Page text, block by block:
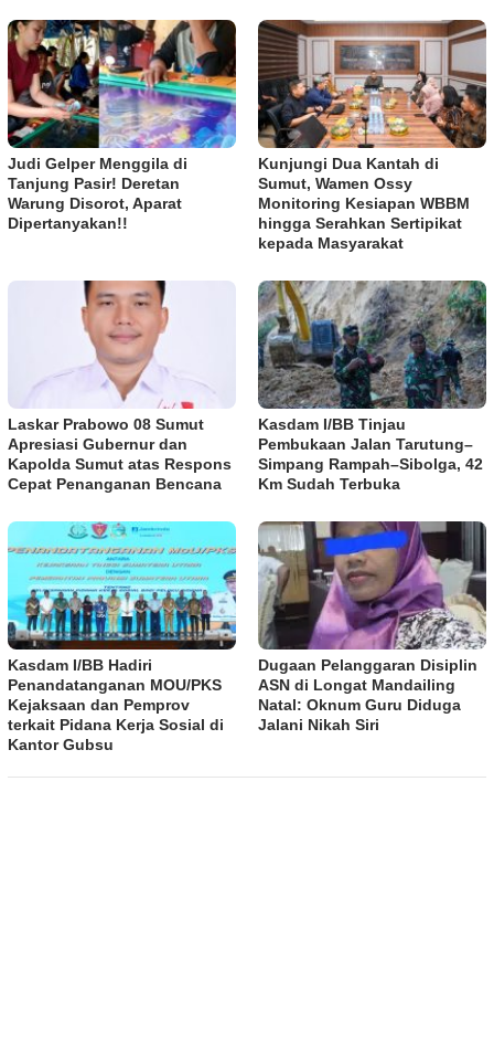
Judi Gelper Menggila di
Tanjung Pasir! Deretan
Warung Disorot, Aparat
Dipertanyakan!!
Kunjungi Dua Kantah di
Sumut, Wamen Ossy
Monitoring Kesiapan WBBM
hingga Serahkan Sertipikat
kepada Masyarakat
Laskar Prabowo 08 Sumut
Apresiasi Gubernur dan
Kapolda Sumut atas Respons
Cepat Penanganan Bencana
Kasdam I/BB Tinjau
Pembukaan Jalan Tarutung–
Simpang Rampah–Sibolga, 42
Km Sudah Terbuka
Kasdam I/BB Hadiri
Penandatanganan MOU/PKS
Kejaksaan dan Pemprov
terkait Pidana Kerja Sosial di
Kantor Gubsu
Dugaan Pelanggaran Disiplin
ASN di Longat Mandailing
Natal: Oknum Guru Diduga
Jalani Nikah Siri